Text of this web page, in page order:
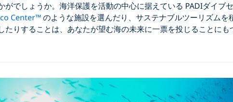
がでしょうか。海洋保護を活動の中心に据えている PADIダイブ
Center™のような施設を選んだり、サステナブルツーリズムを
たりすることは、あなたが望む海の未来に一票を投じることにも